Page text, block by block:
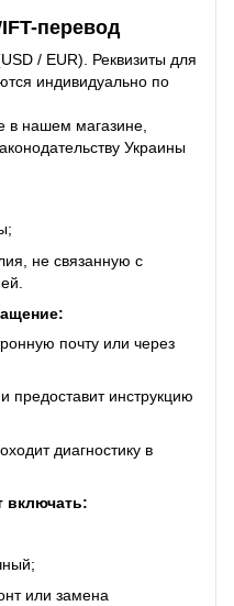
перевод
/ EUR). Реквизиты для
индивидуально по
в нашем магазине,
Украины
не связанную с
почту или через
предоставит инструкцию
диагностику в
включать:
или замена